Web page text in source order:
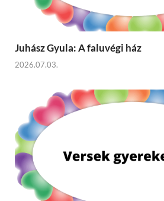
Juhász Gyula: A faluvégi ház
2026.07.03.